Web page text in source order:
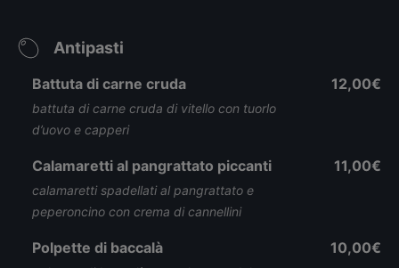
Antipasti
Battuta di carne cruda
battuta di carne cruda di vitello con tuorlo
d’uovo e capperi
12,00€
Calamaretti al pangrattato piccanti
calamaretti spadellati al pangrattato e
peperoncino con crema di cannellini
11,00€
Polpette di baccalà 10,00€